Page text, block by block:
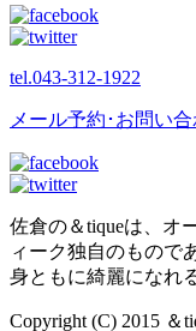
tel.043-312-1922
メール予約･お問い
佐倉の＆tiqueは、オ
ィーク独自のもので
身ともに綺麗になれ
Copyright (C) 2015 ＆